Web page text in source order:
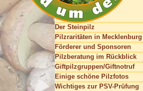
Der Steinpilz
Pilzraritäten in Mecklenburg
Förderer und Sponsoren
Pilzberatung im Rückblick
Giftpilzgruppen/Giftnotruf
Einige schöne Pilzfotos
Wichtiges zur PSV-Prüfung